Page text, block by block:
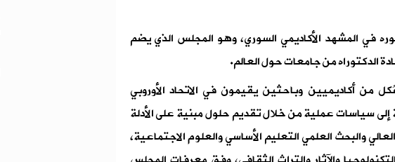
في المشهد الأكاديمي السوري، وهو المجلس الذي يضم
أكاديميين وباحثين يقيمون في الاتحاد الأوروبي
سياسات عملية من خلال تقديم حلول مبنية على الأدلة
والبحث العلمي التعليم الأساسي والعلوم الاجتماعية،